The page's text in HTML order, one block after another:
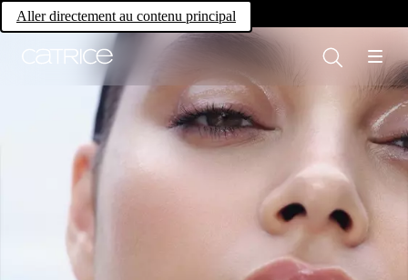
Aller directement au contenu principal
Own your magic.